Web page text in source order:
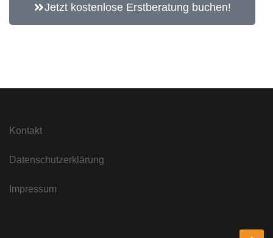
Jetzt kostenlose Erstberatung buchen!
Kontakt
Datenschutzerklärung
Impressum